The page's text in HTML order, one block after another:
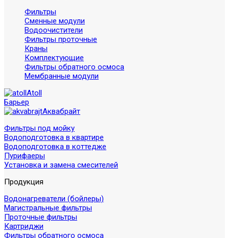
Фильтры
Сменные модули
Водоочистители
Фильтры проточные
Краны
Комплектующие
Фильтры обратного осмоса
Мембранные модули
Atoll
Барьер
Аквабрайт
Фильтры под мойку
Водоподготовка в квартире
Водоподготовка в коттедже
Пурифаеры
Установка и замена смесителей
Продукция
Водонагреватели (бойлеры)
Магистральные фильтры
Проточные фильтры
Картриджи
Фильтры обратного осмоса